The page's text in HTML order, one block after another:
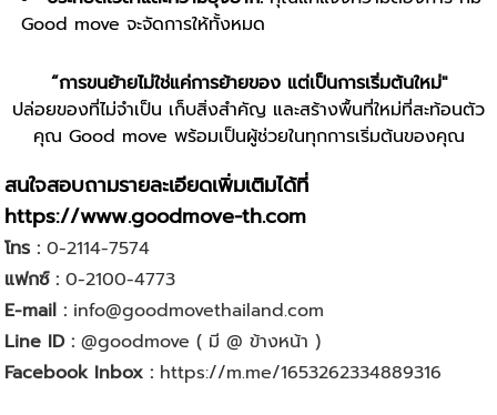
Good move จะจัดการให้ทั้งหมด
“การขนย้ายไม่ใช่แค่การย้ายของ แต่เป็นการเริ่มต้นใหม่"
ปล่อยของที่ไม่จำเป็น เก็บสิ่งสำคัญ และสร้างพื้นที่ใหม่ที่สะท้อนตัว
คุณ Good move พร้อมเป็นผู้ช่วยในทุกการเริ่มต้นของคุณ
สนใจสอบถามรายละเอียดเพิ่มเติมได้ที่
https://www.goodmove-th.com
โทร : 0-2114-7574
แฟกซ์ : 0-2100-4773
E-mail : info@goodmovethailand.com
Line ID : @goodmove ( มี @ ข้างหน้า )
Facebook Inbox : https://m.me/1653262334889316